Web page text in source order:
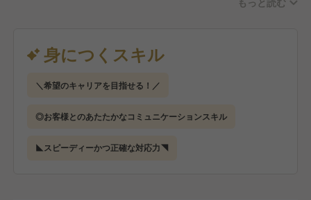
の教育をお任せする場合もあります。
＜ホテルフロントの仕事のポイント＞
◆リピーター&長期滞在のお客様が多い！
365日均一価格、駐車場無料、レストラン併設などの
スポーツチームの合宿などで繰り返しご利用いただく
身につくスキル
＼希望のキャリアを目指せる！／
◎お客様とのあたたかなコミュニケーションスキル
◣スピーディーかつ正確な対応力◥